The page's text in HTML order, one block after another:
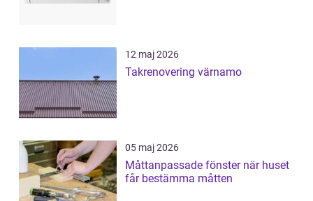
12 maj 2026
Takrenovering värnamo
05 maj 2026
Måttanpassade fönster när huset
får bestämma måtten